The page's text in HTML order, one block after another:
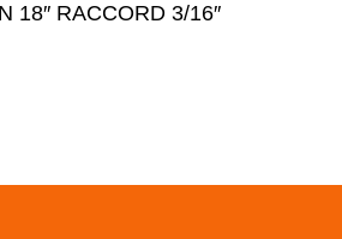
18″ RACCORD 3/16″